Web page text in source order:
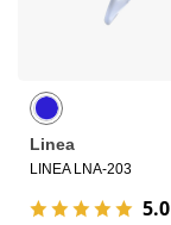
Linea
LINEA LNA-203
5.0